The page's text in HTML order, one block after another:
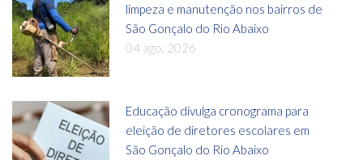
limpeza e manutenção nos bairros de
São Gonçalo do Rio Abaixo
04 ago, 2026
Educação divulga cronograma para
eleição de diretores escolares em
São Gonçalo do Rio Abaixo